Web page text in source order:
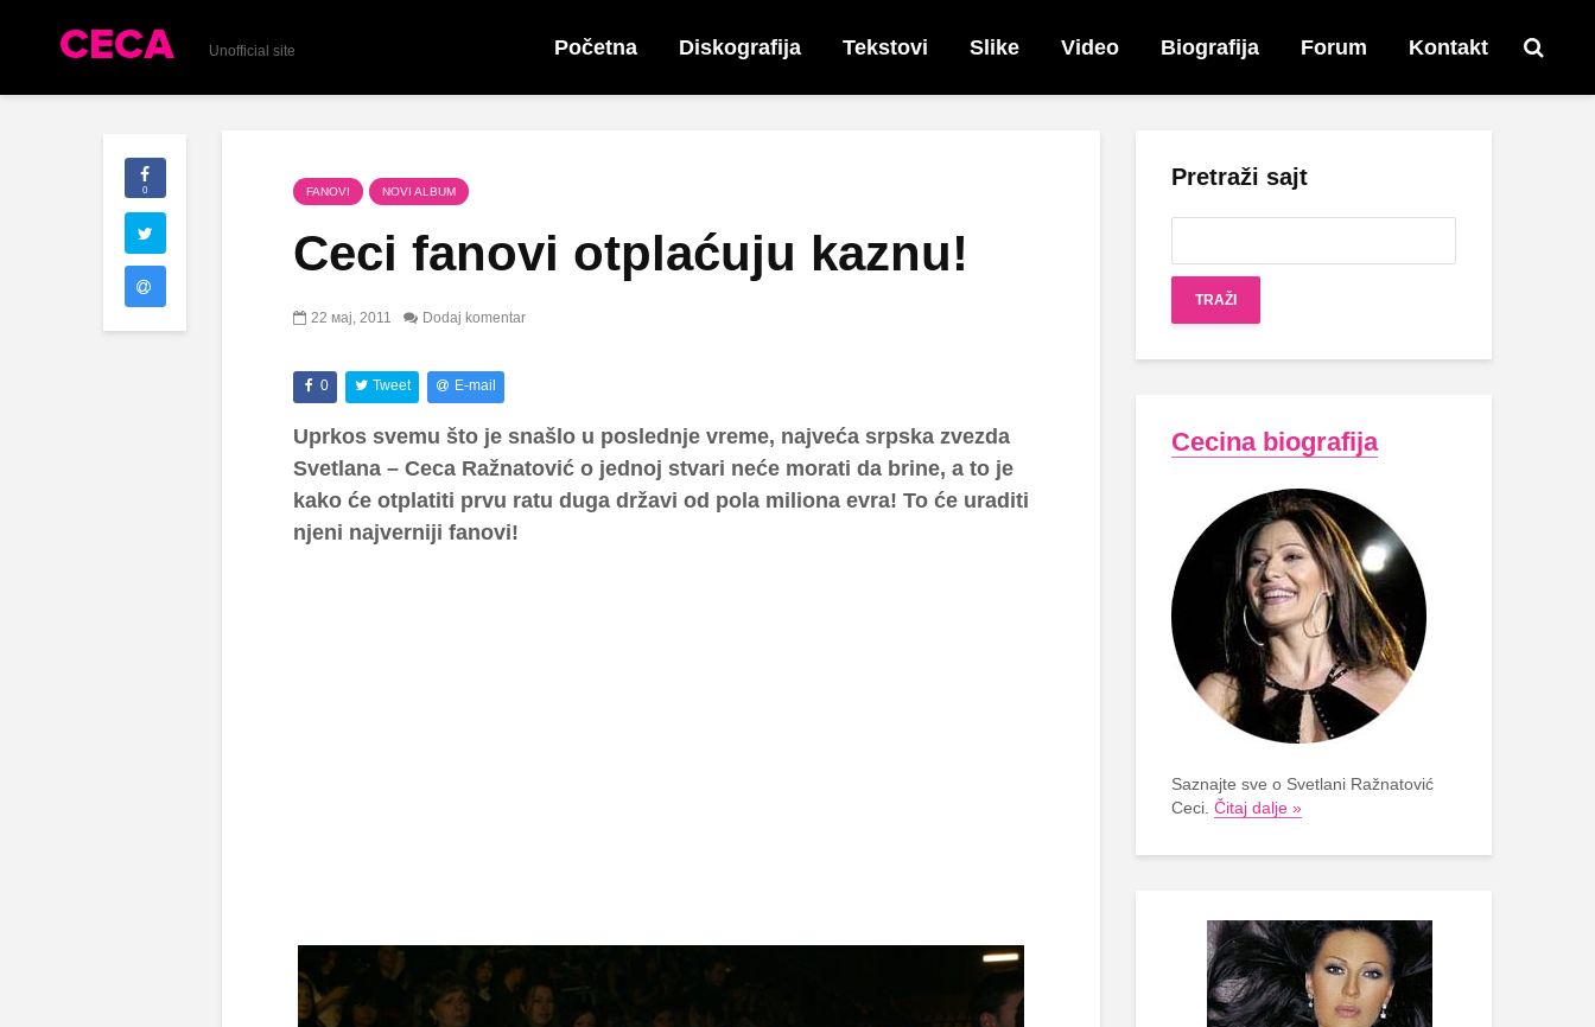
Unofficial site Početna Diskografija Tekstovi Slike Video Biografija Forum Kontakt
0 FANOVI NOVI ALBUM
Ceci fanovi otplaćuju kaznu!
22 мај, 2011 Dodaj komentar
0 Tweet E-mail
Uprkos svemu što je snašlo u poslednje vreme, najveća srpska zvezda
Svetlana – Ceca Ražnatović o jednoj stvari neće morati da brine, a to je
kako će otplatiti prvu ratu duga državi od pola miliona evra! To će uraditi
njeni najverniji fanovi!
Pretraži sajt
Cecina biografija
Saznajte sve o Svetlani Ražnatović
Ceci. Čitaj dalje »